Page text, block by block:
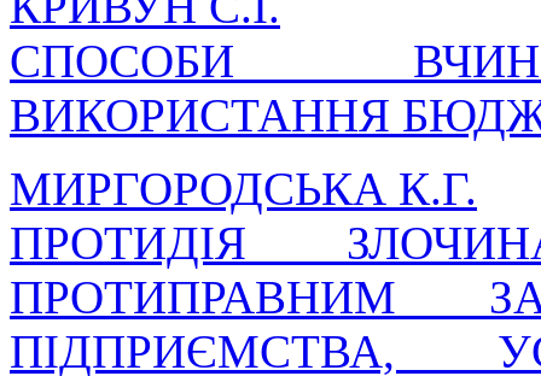
СПОСОБИ
ВИКОРИСТАННЯ
МИРГОРОДСЬКА К.Г.
ПРОТИДІЯ
ПРОТИПРАВНИМ
ПІДПРИЄМСТВА,